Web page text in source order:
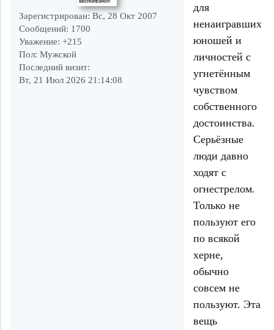
Зарегистрирован: Вс, 28 Окт 2007
Сообщений: 1700
Уважение: +215
Пол: Мужской
Последний визит:
Вт, 21 Июл 2026 21:14:08
для
ненаигравшихся
юношей и
личностей с
угнетённым
чувством
собственного
достоинства.
Серьёзные
люди давно
ходят с
огнестрелом.
Только не
пользуют его
по всякой
херне,
обычно
совсем не
пользуют. Эта
вещь